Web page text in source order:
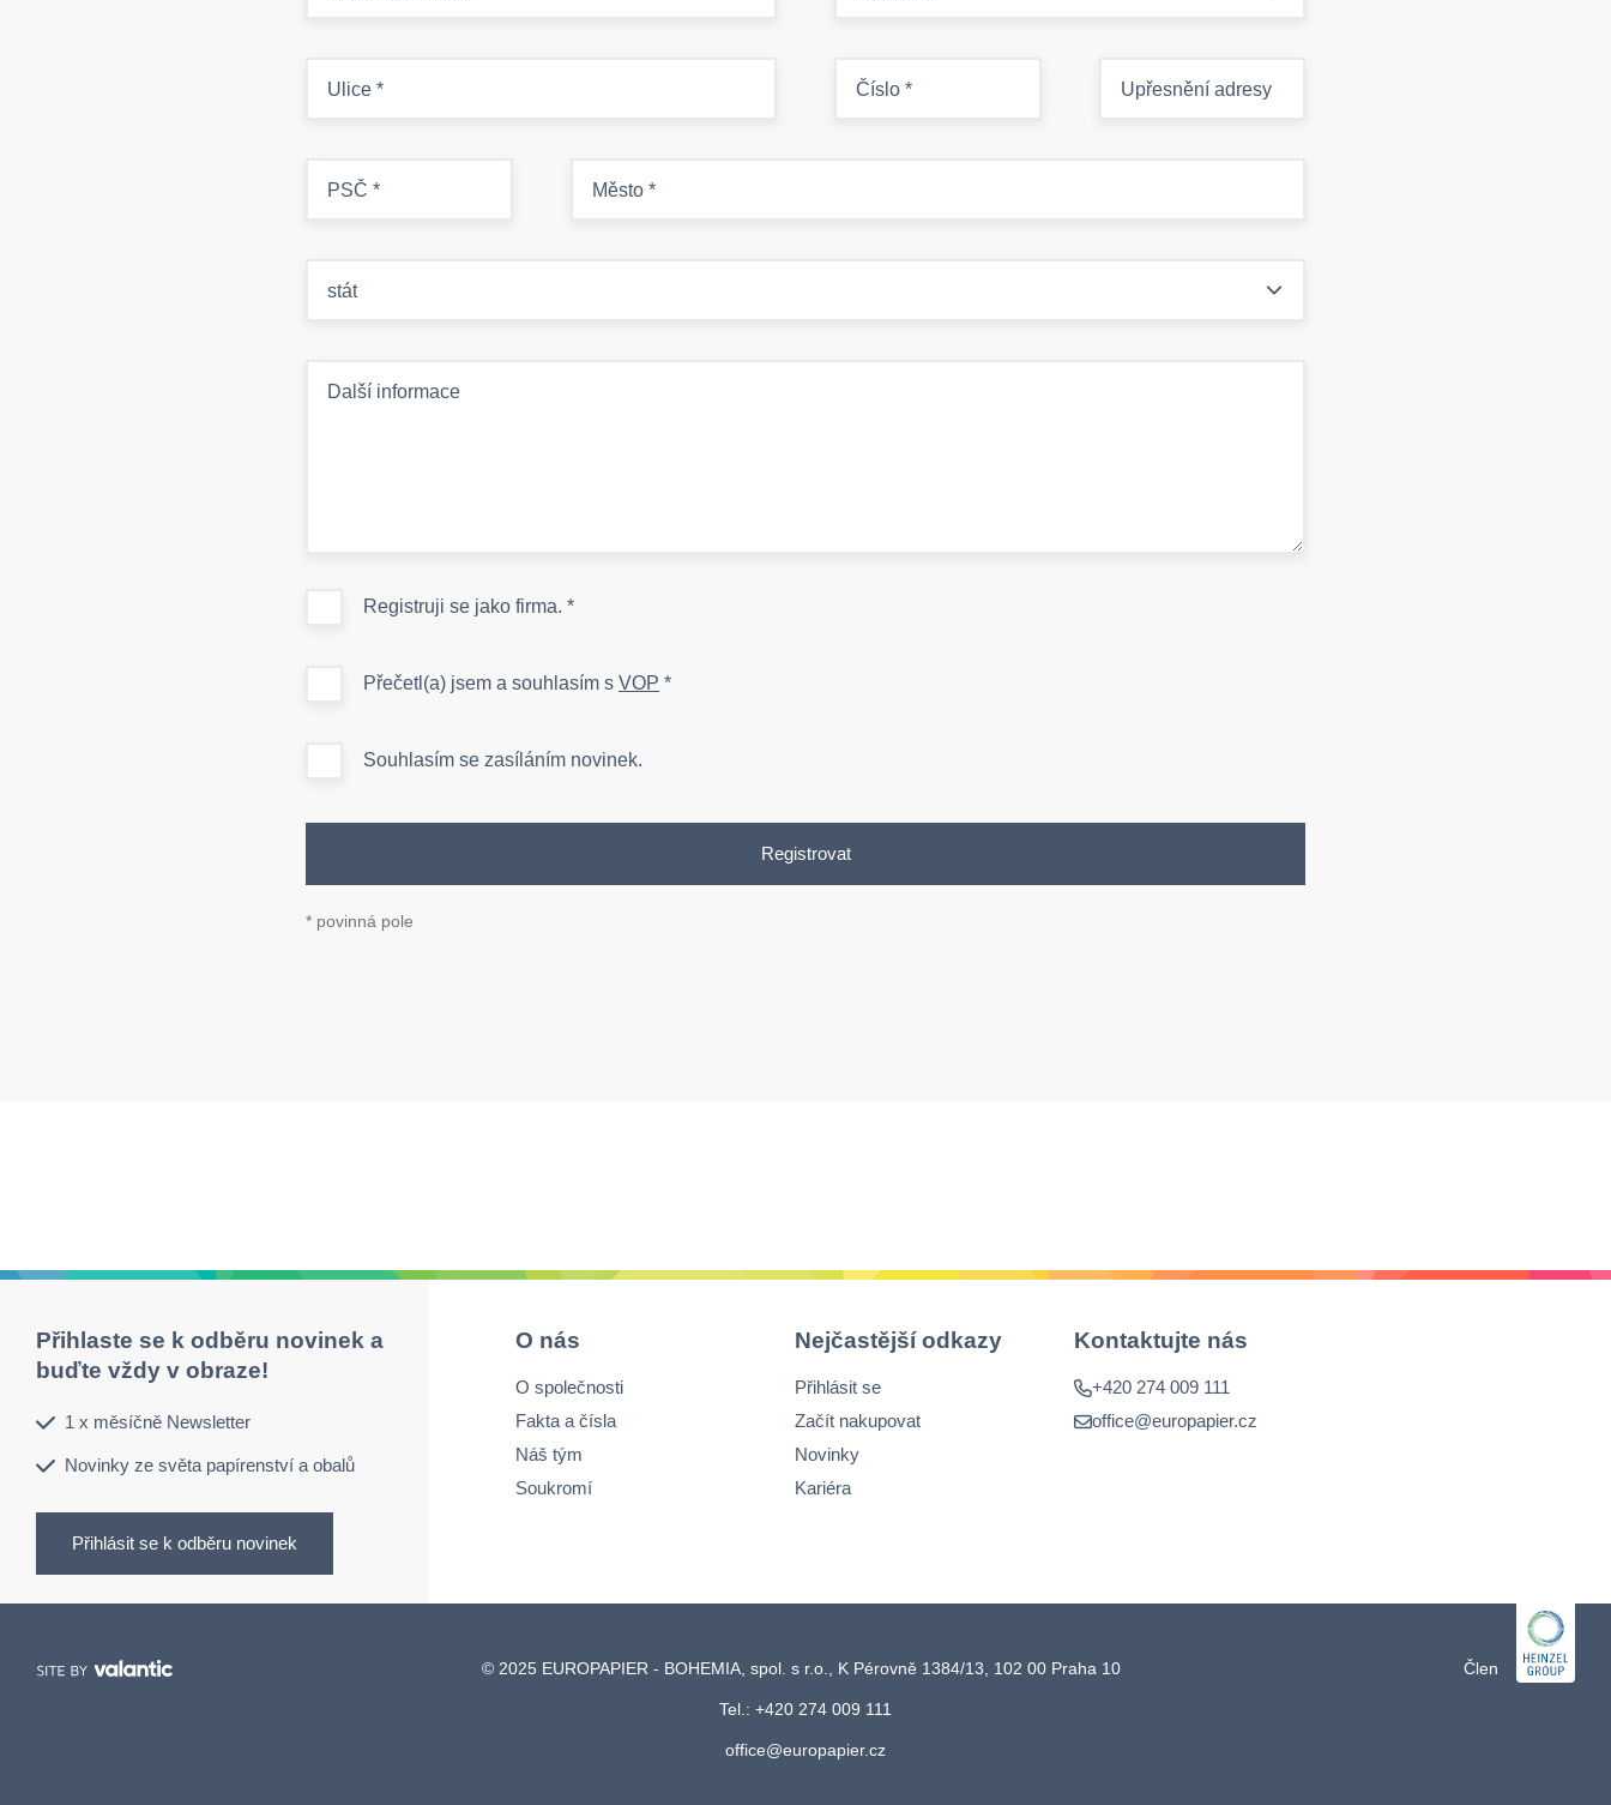
Ulice * Číslo * Upřesnění adresy
PSČ * Město *
stát
Další informace
Registruji se jako firma. *
Přečetl(a) jsem a souhlasím s VOP *
Souhlasím se zasíláním novinek.
Registrovat
* povinná pole
Přihlaste se k odběru novinek a
buďte vždy v obraze!
1 x měsíčně Newsletter
Novinky ze světa papírenství a obalů
Přihlásit se k odběru novinek
O nás
O společnosti
Fakta a čísla
Náš tým
Soukromí
Nejčastější odkazy
Přihlásit se
Začít nakupovat
Novinky
Kariéra
Kontaktujte nás
+420 274 009 111
office@europapier.cz
© 2025 EUROPAPIER - BOHEMIA, spol. s r.o., K Pérovně 1384/13, 102 00 Praha 10
Tel.: +420 274 009 111
office@europapier.cz
Člen